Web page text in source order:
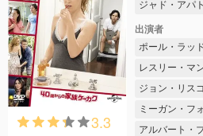
3.3
ジャド・アパ
出演者
ポール・ラッ
レスリー・マ
ジョン・リス
ミーガン・フ
アルバート・